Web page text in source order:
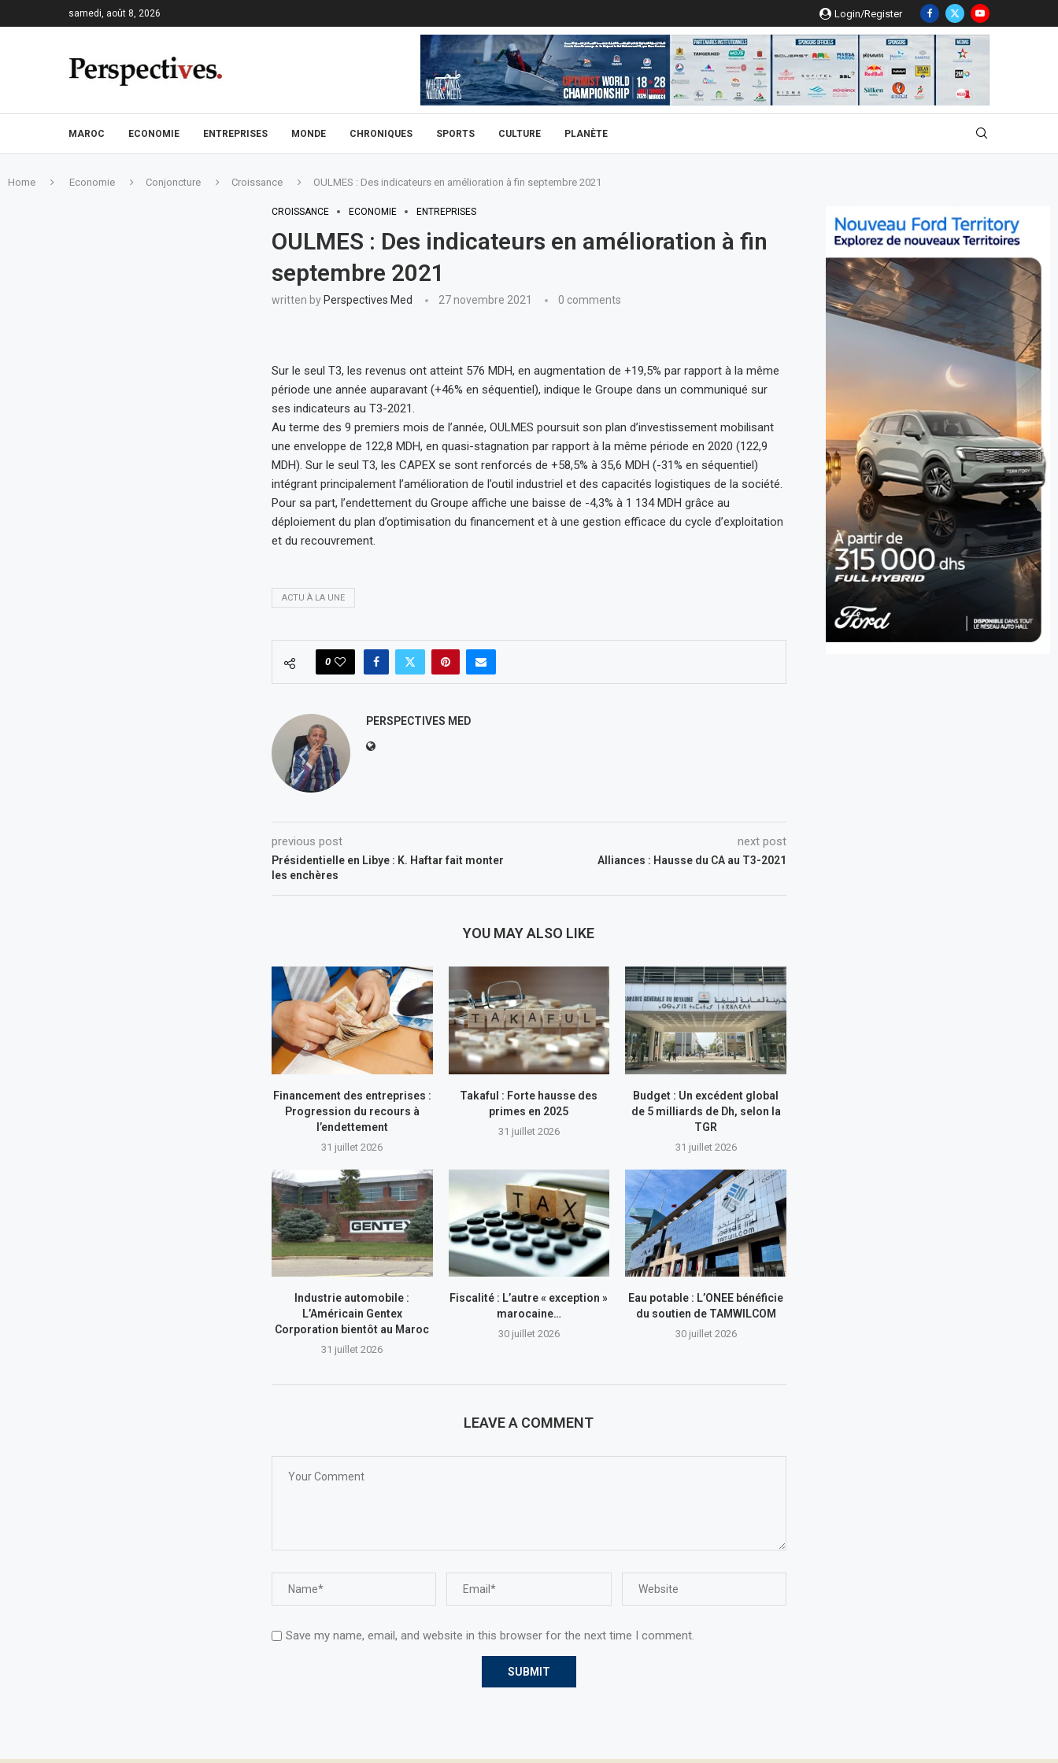
samedi, août 8, 2026 Login/Register
MAROC ECONOMIE ENTREPRISES MONDE CHRONIQUES SPORTS CULTURE PLANÈTE
Home Economie Conjoncture Croissance OULMES : Des indicateurs en amélioration à fin septembre 2021
CROISSANCE ECONOMIE ENTREPRISES
OULMES : Des indicateurs en amélioration à fin
septembre 2021
written by Perspectives Med 27 novembre 2021 0 comments
Sur le seul T3, les revenus ont atteint 576 MDH, en augmentation de +19,5% par rapport à la même
période une année auparavant (+46% en séquentiel), indique le Groupe dans un communiqué sur
ses indicateurs au T3-2021.
Au terme des 9 premiers mois de l’année, OULMES poursuit son plan d’investissement mobilisant
une enveloppe de 122,8 MDH, en quasi-stagnation par rapport à la même période en 2020 (122,9
MDH). Sur le seul T3, les CAPEX se sont renforcés de +58,5% à 35,6 MDH (-31% en séquentiel)
intégrant principalement l’amélioration de l’outil industriel et des capacités logistiques de la société.
Pour sa part, l’endettement du Groupe affiche une baisse de -4,3% à 1 134 MDH grâce au
déploiement du plan d’optimisation du financement et à une gestion efficace du cycle d’exploitation
et du recouvrement.
ACTU À LA UNE
0
PERSPECTIVES MED
previous post
Présidentielle en Libye : K. Haftar fait monter
les enchères
next post
Alliances : Hausse du CA au T3-2021
YOU MAY ALSO LIKE
Financement des entreprises :
Progression du recours à
l’endettement
31 juillet 2026
Takaful : Forte hausse des
primes en 2025
31 juillet 2026
Budget : Un excédent global
de 5 milliards de Dh, selon la
TGR
31 juillet 2026
Industrie automobile :
L’Américain Gentex
Corporation bientôt au Maroc
31 juillet 2026
Fiscalité : L’autre « exception »
marocaine…
30 juillet 2026
Eau potable : L’ONEE bénéficie
du soutien de TAMWILCOM
30 juillet 2026
LEAVE A COMMENT
Save my name, email, and website in this browser for the next time I comment.